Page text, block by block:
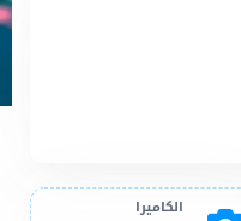
الكاميرا